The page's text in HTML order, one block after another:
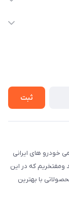
ثبت
خودرو های ایرانی
میباشد ومفتخریم که در این
با بهترین